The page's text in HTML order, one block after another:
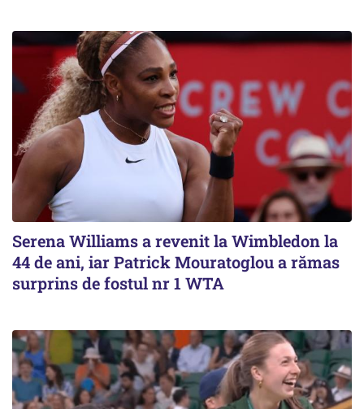
Serena Williams a revenit la Wimbledon la
44 de ani, iar Patrick Mouratoglou a rămas
surprins de fostul nr 1 WTA